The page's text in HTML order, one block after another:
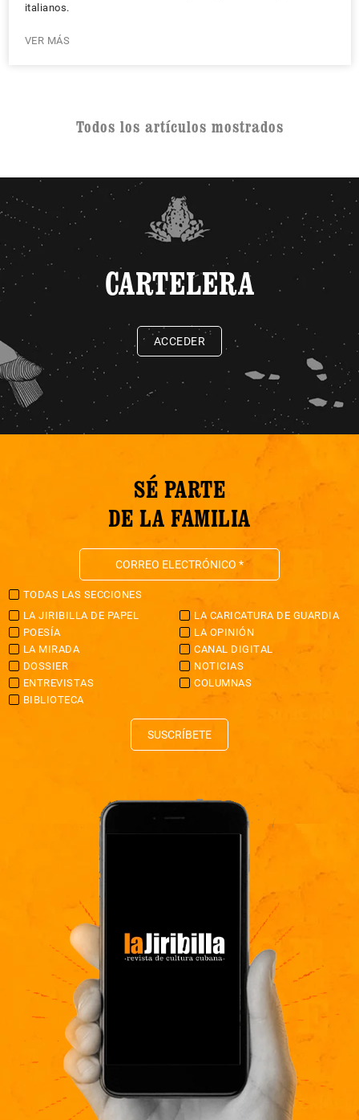
italianos.
VER MÁS
Todos los artículos mostrados
CARTELERA
ACCEDER
SÉ PARTE
DE LA FAMILIA
TODAS LAS SECCIONES
LA JIRIBILLA DE PAPEL
LA CARICATURA DE GUARDIA
POESÍA
LA OPINIÓN
LA MIRADA
CANAL DIGITAL
DOSSIER
NOTICIAS
ENTREVISTAS
COLUMNAS
BIBLIOTECA
SUSCRÍBETE